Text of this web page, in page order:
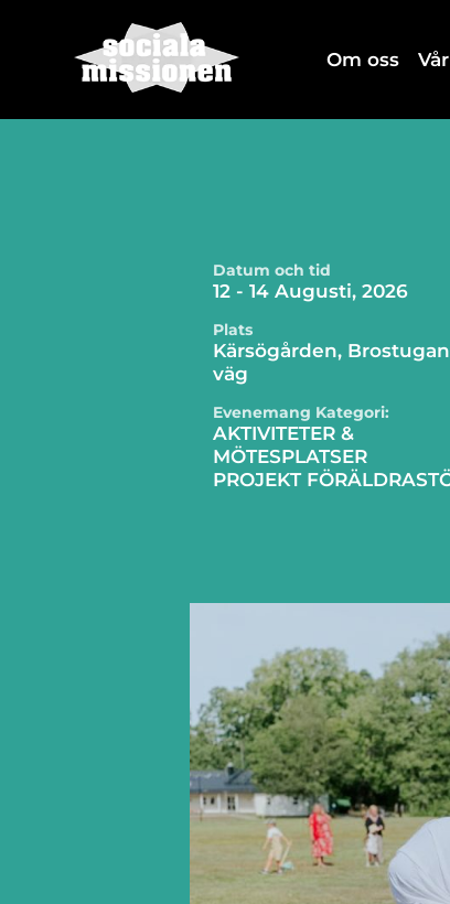
Om oss
Datum och tid
12 - 14 Augusti, 2026
Plats
Kärsögården,
väg
Evenemang Kategori:
AKTIVITETER &
MÖTESPLATSER
PROJEKT